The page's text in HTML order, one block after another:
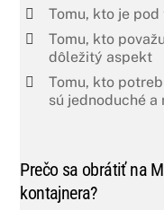
Tomu, kto je
Tomu, kto
dôležitý aspekt
Tomu, kto
sú jednoduché
Prečo sa obrátiť na
kontajnera?